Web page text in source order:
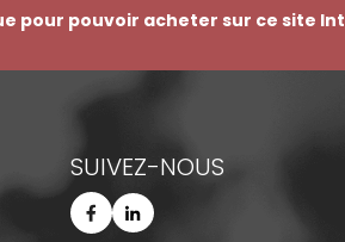
pour pouvoir acheter sur ce site
SUIVEZ-NOUS